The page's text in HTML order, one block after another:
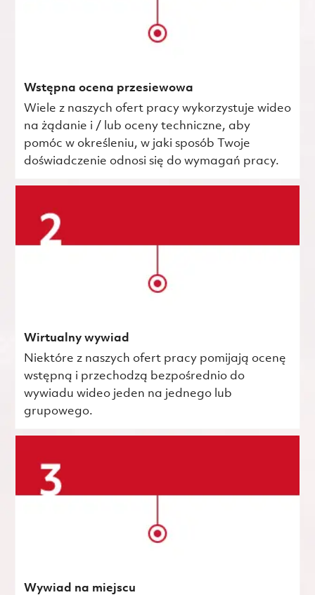
Wstępna ocena przesiewowa
Wiele z naszych ofert pracy wykorzystuje wideo
na żądanie i / lub oceny techniczne, aby
pomóc w określeniu, w jaki sposób Twoje
doświadczenie odnosi się do wymagań pracy.
Wirtualny wywiad
Niektóre z naszych ofert pracy pomijają ocenę
wstępną i przechodzą bezpośrednio do
wywiadu wideo jeden na jednego lub
grupowego.
Wywiad na miejscu